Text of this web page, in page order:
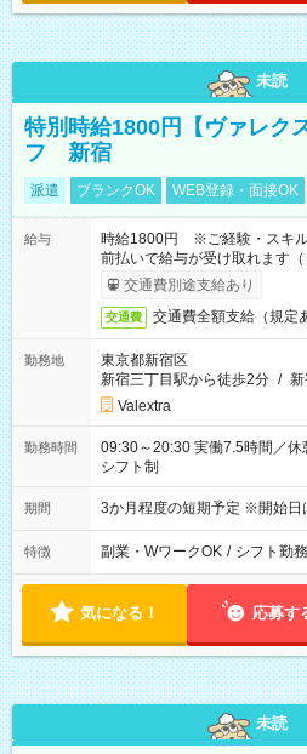
未読
特別時給1800円【ヴァレク
フ 新宿
派遣 ブランクOK WEB登録・面接OK
給与
時給1800円 ※ご経験・スキル
前払いで給与が受け取れます
交通費別途支給あり
交通費 交通費全額支給（規定
勤務地
東京都新宿区
新宿三丁目駅から徒歩2分 / 新
Valextra
勤務時間
09:30～20:30 実働7.5時間／休憩1.5時間 営業時間に合わせた
シフト制
期間 3か月程度の短期予定 ※開始日
特徴 副業・WワークOK / シフト勤務
気になる！ 応募す
未読